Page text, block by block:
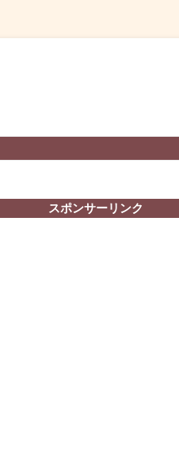
スポンサーリンク